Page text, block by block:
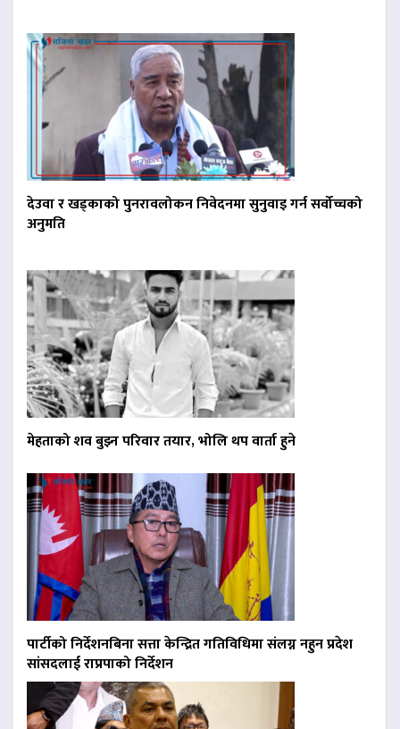
देउवा र खड्काको पुनरावलोकन निवेदनमा सुनुवाइ गर्न सर्वोच्चको
अनुमति
मेहताको शव बुझ्न परिवार तयार, भोलि थप वार्ता हुने
पार्टीको निर्देशनबिना सत्ता केन्द्रित गतिविधिमा संलग्न नहुन प्रदेश
सांसदलाई राप्रपाको निर्देशन